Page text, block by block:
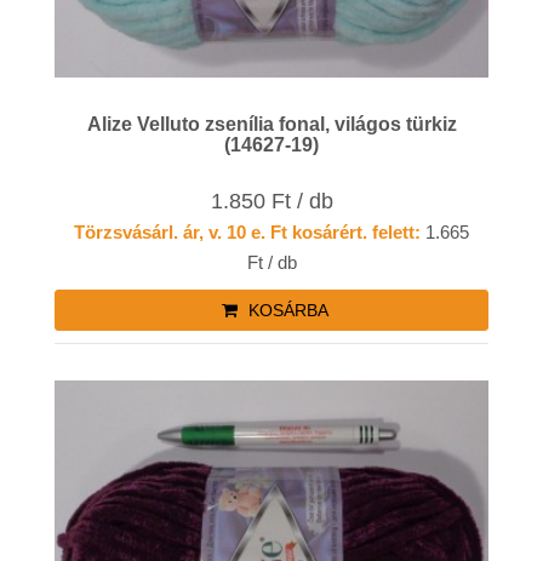
Alize Velluto zsenília fonal, világos türkiz
(14627-19)
1.850 Ft / db
Törzsvásárl. ár, v. 10 e. Ft kosárért. felett: 1.665
Ft / db
KOSÁRBA